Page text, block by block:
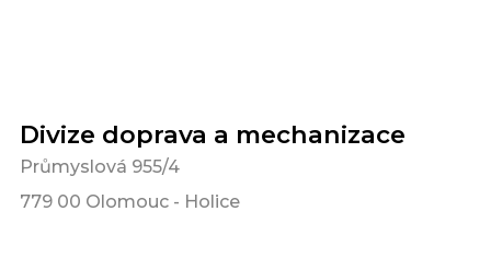
Divize doprava a mechanizace
Průmyslová 955/4
779 00 Olomouc - Holice